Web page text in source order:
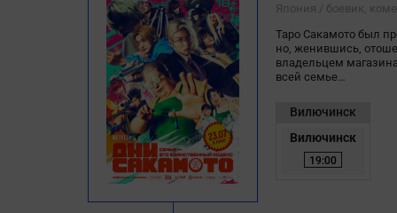
Япония / боевик,
Таро Сакамото был
но, женившись,
владельцем
всей семье…
Вилючинск
Вилючинск
19:00